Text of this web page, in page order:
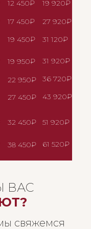
ВАС
свяжемся
12 450₽
17 450₽
27 450₽
19 950₽
19 450₽
32 450₽
22 950₽
38 450₽
27 920₽
31 120₽
51 920₽
36 720₽
31 920₽
61 520₽
43 920₽
19 920₽